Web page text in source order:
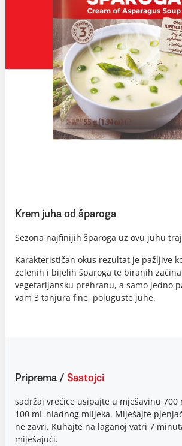
Krem juha od šparoga
Sezona najfinijih šparoga uz ovu juhu
Karakterističan okus rezultat je pažljive
zelenih i bijelih šparoga te biranih
vegetarijansku prehranu, a samo jedno
vam 3 tanjura fine, poluguste juhe.
Priprema / Sastojci
sadržaj vrećice usipajte u mješavinu 700
100 mL hladnog mlijeka. Miješajte
ne zavri. Kuhajte na laganoj vatri 7
miješajući.